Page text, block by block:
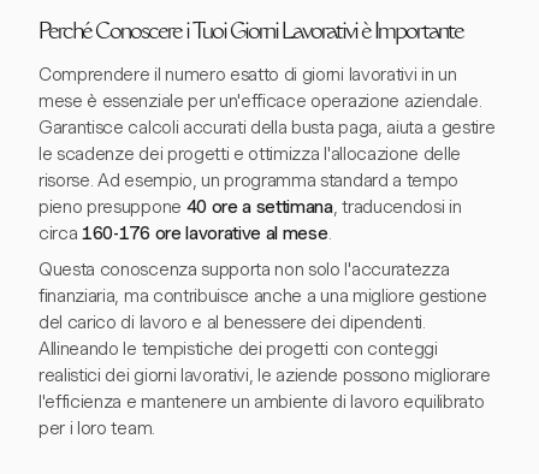
Perché Conoscere i Tuoi Giorni Lavorativi è Importante
Comprendere il numero esatto di giorni lavorativi in un
mese è essenziale per un'efficace operazione aziendale.
Garantisce calcoli accurati della busta paga, aiuta a gestire
le scadenze dei progetti e ottimizza l'allocazione delle
risorse. Ad esempio, un programma standard a tempo
pieno presuppone 40 ore a settimana, traducendosi in
circa160-176 ore lavorative al mese.
Questa conoscenza supporta non solo l'accuratezza
finanziaria, ma contribuisce anche a una migliore gestione
del carico di lavoro e al benessere dei dipendenti.
Allineando le tempistiche dei progetti con conteggi
realistici dei giorni lavorativi, le aziende possono migliorare
l'efficienza e mantenere un ambiente di lavoro equilibrato
per i loro team.